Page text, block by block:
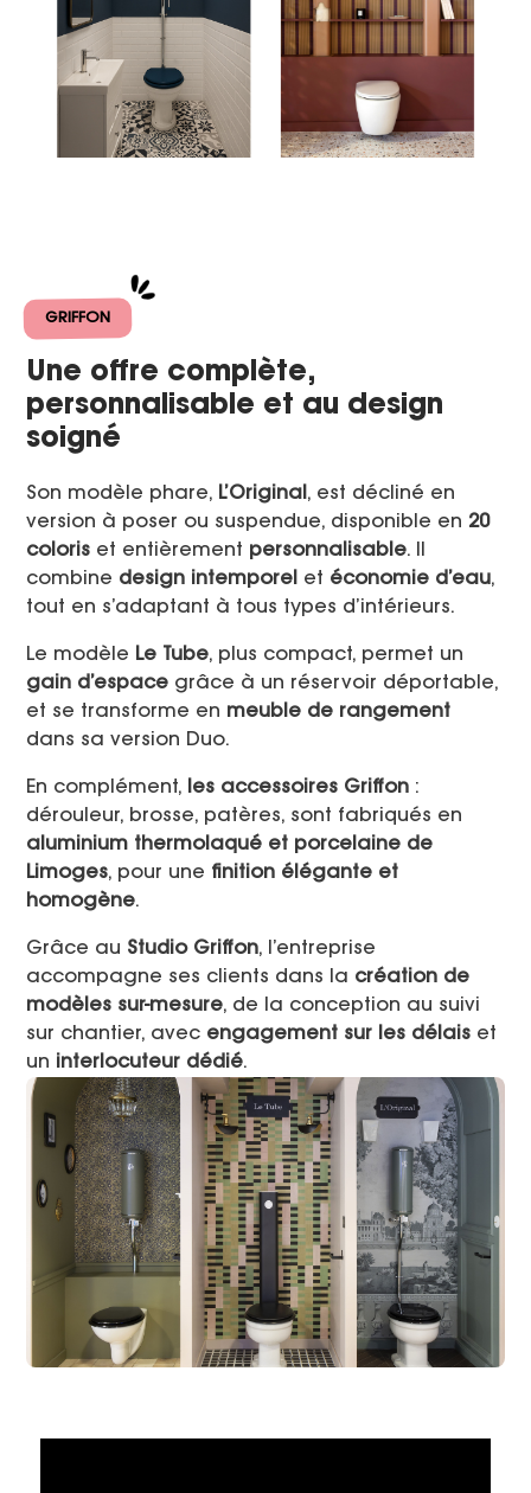
GRIFFON
Une offre complète,
personnalisable et au design
soigné
Son modèle phare, L’Original , est décliné en
version à poser ou suspendue, disponible en 20
coloris et entièrement personnalisable. Il
combine design intemporel et économie d’eau,
tout en s’adaptant à tous types d’intérieurs.
Le modèle Le Tube, plus compact, permet un
gain d’espace grâce à un réservoir déportable,
et se transforme en meuble de rangement
dans sa version Duo.
En complément, les accessoires Griffon :
dérouleur, brosse, patères, sont fabriqués en
aluminium thermolaqué et porcelaine de
Limoges, pour une finition élégante et
homogène.
Grâce au Studio Griffon, l’entreprise
accompagne ses clients dans la création de
modèles sur-mesure, de la conception au suivi
sur chantier, avec engagement sur les délais et
un interlocuteur dédié.